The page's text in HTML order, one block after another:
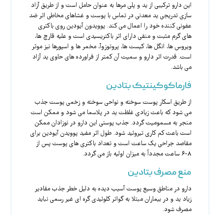
این دارو ترکیبی از ید و پلی مرها به عنوان حامل است و از طریق آزاد
سازی تدریجی ید معدنی در تماس با پوست و غشاهای مخاطی اثر ضد
عفونی کننده خود را اعمال می کند. پوویدون آیودین روی باکتری
های گرم مثبت و منفی دارای اثر باکتریسیدی است و علیه قارچ ها،
ویروس ها، انگل ها، کیست ها، پروتوزوآ، مخمر ها و اسپورها نیز موثر
است. قدرت اثر دارو و سمیت آن کمتر از فراورده های حاوی ید آزاد
می باشد.
فارماکوکینتیک بتادین
از طریق اسکار پوست سوخته و نواحی سوخته و زخمی پوست جذب
می شود که باعث زیادی غلظت ید در پلاسما می شود و ممکن است
منجر به مسمومیت گردد. جذب پوستی این دارو در نوزادان ممکن
است باعث کم کاری تیروئید شود. طول اثر مفید پوویدن آیودین برای
مقاصد جراحی یک ساعت است و تعداد باکتری های پوست پس از
۸-۶ ساعت مجدداً به میزان اولیه باز می گردد.
منع مصرف بتادین
دارو در مناطق وسیع پوست آسیب دیده به دلیل خطر جذب مقادیر
زیاد ید و در بیماران مبتلا به گواتر کلوئیدی گره ای غیر رسمی نباید
مصرف شود.